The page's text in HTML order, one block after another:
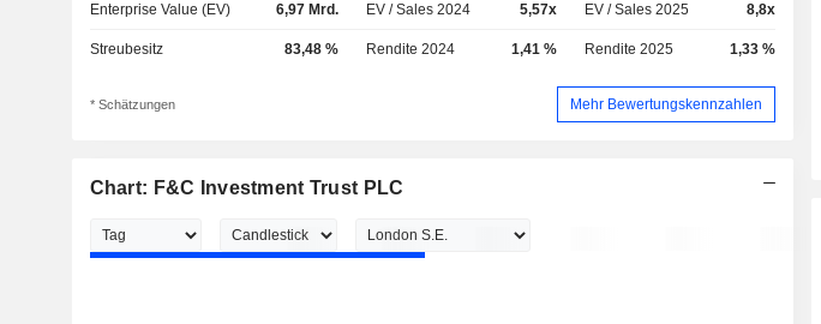
Enterprise Value (EV) 6,97 Mrd. EV / Sales 2024 5,57x EV / Sales 2025 8,8x
Streubesitz 83,48 % Rendite 2024 1,41 % Rendite 2025 1,33 %
* Schätzungen Mehr Bewertungskennzahlen
Chart: F&C Investment Trust PLC